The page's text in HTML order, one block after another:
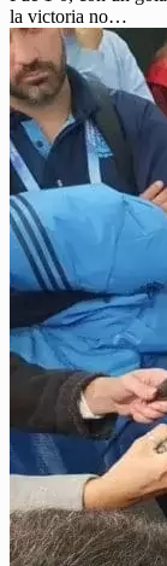
la victoria no…